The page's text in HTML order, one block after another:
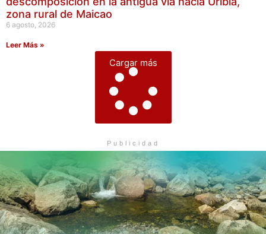
zona rural de Maicao
6 agosto, 2026
Leer Más »
Cargar más
Publicidad